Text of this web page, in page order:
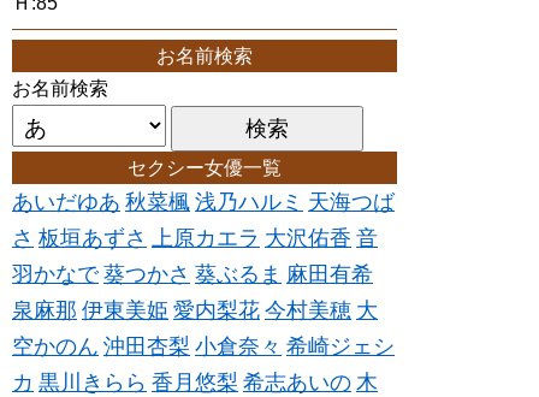
お名前検索
お名前検索
セクシー女優一覧
あいだゆあ 秋菜楓 浅乃ハルミ 天海つば
さ 板垣あずさ 上原カエラ 大沢佑香 音
羽かなで 葵つかさ 葵ぶるま 麻田有希
泉麻那 伊東美姫 愛内梨花 今村美穂 大
空かのん 沖田杏梨 小倉奈々 希崎ジェシ
カ 黒川きらら 香月悠梨 希志あいの 木